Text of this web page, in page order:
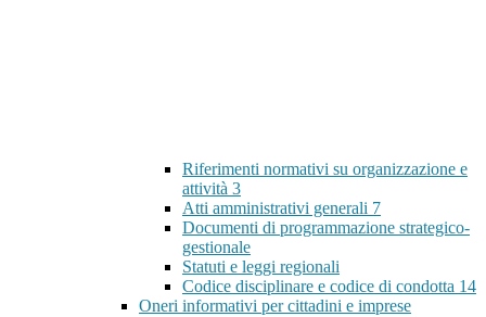
Riferimenti normativi su organizzazione e
attività 3
Atti amministrativi generali 7
Documenti di programmazione strategico-
gestionale
Statuti e leggi regionali
Codice disciplinare e codice di condotta 14
Oneri informativi per cittadini e imprese